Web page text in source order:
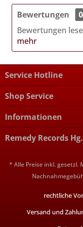
Bewertungen
0
Bewertungen
mehr
Service Hotline
Shop Service
Informationen
Remedy Records
* Alle Preise inkl. gesetzl.
rechtliche
Versand und